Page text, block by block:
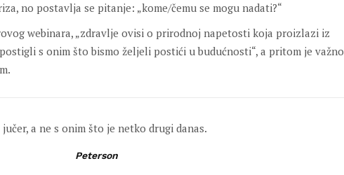
no postavlja se pitanje: „kome/čemu se mogu nadati?“
webinara, „zdravlje ovisi o prirodnoj napetosti koja proizlazi iz
s onim što bismo željeli postići u budućnosti“, a pritom je važno
a ne s onim što je netko drugi danas.
Peterson